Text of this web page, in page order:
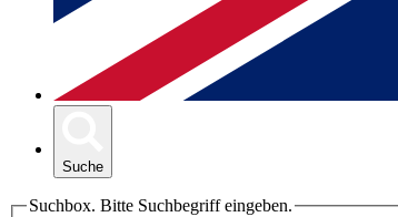
Suche
Suchbox. Bitte Suchbegriff eingeben.